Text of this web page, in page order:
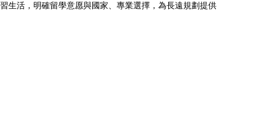
生活，明確留學意愿與國家、專業選擇，為長遠規劃提供